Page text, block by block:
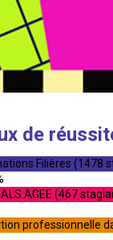
de
Filières (1478
AGEE (467
professionnelle